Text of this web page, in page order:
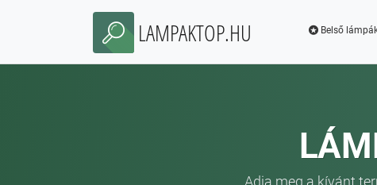
LAMPAKTOP.HU Belső
Adja meg a kívánt